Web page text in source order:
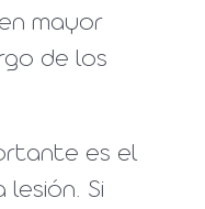
mayor
de los
es el
lesión. Si